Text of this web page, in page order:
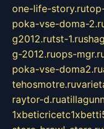
one-life-story.ru
poka-vse-doma-
g2012.rutst-1.ru
g-2012.ruops-
poka-vse-doma2.ru
tehosmotre.ru
raytor-d.ru